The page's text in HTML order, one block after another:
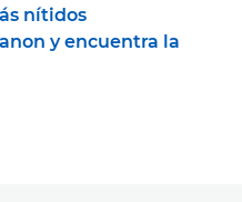
nítidos
y encuentra la